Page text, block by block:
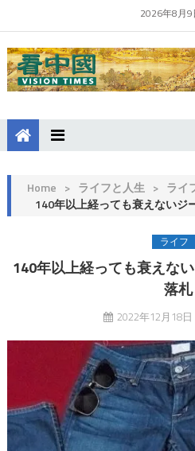
2026年8月9
Home > ライフと人生 > ライ
140年以上経っても衰えないジ
ライフ
140年以上経っても衰えな
落札
2022年12月18日